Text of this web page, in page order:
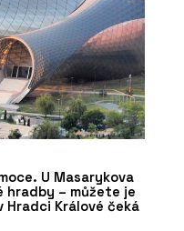
U Masarykova
hradby – můžete je
Králové čeká